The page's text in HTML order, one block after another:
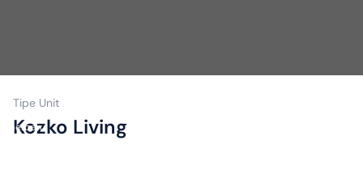
diperbarui
Tipe Unit
Kozko Living